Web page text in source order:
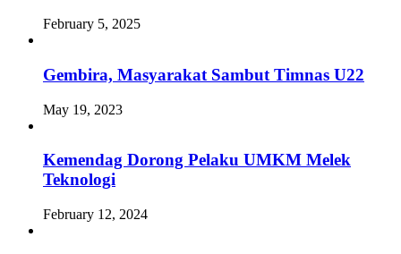
February 5, 2025
Gembira, Masyarakat Sambut Timnas U22
May 19, 2023
Kemendag Dorong Pelaku UMKM Melek
Teknologi
February 12, 2024